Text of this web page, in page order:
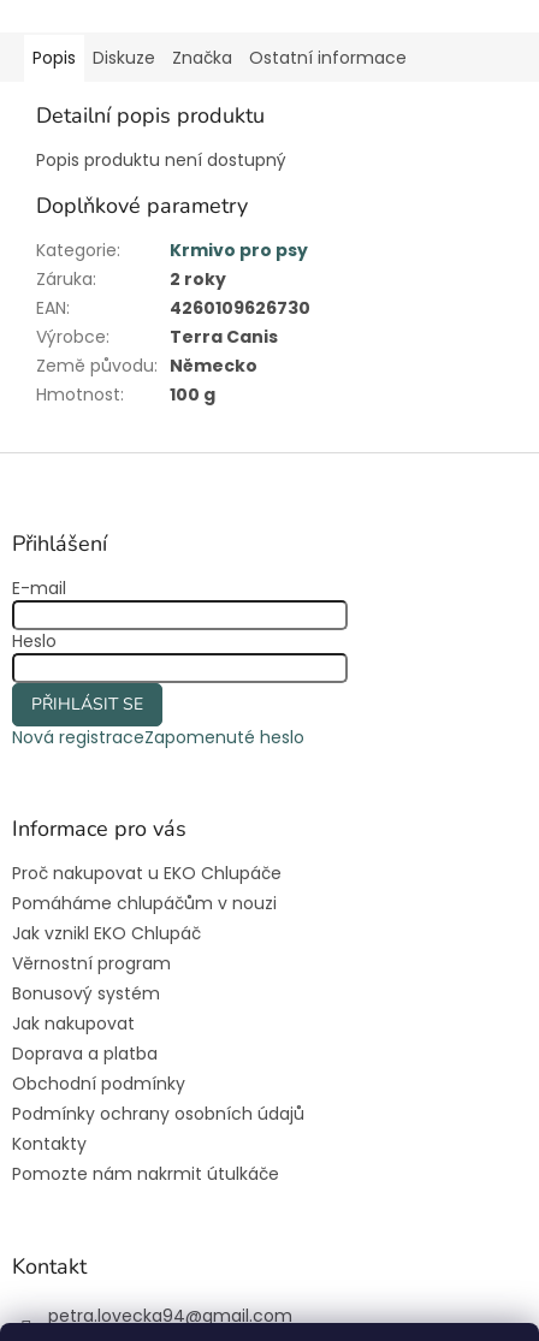
Popis Diskuze Značka Ostatní informace
Detailní popis produktu
Popis produktu není dostupný
Doplňkové parametry
Kategorie:
Krmivo pro psy
Záruka:
2 roky
EAN:
4260109626730
Výrobce:
Terra Canis
Země původu: Německo
Hmotnost: 100 g
Z
Přihlášení
E-mail
Heslo
PŘIHLÁSIT SE
Nová registraceZapomenuté heslo
Informace pro vás
Proč nakupovat u EKO Chlupáče
Pomáháme chlupáčům v nouzi
Jak vznikl EKO Chlupáč
Věrnostní program
Bonusový systém
Jak nakupovat
Doprava a platba
Obchodní podmínky
Podmínky ochrany osobních údajů
Kontakty
Pomozte nám nakrmit útulkáče
Kontakt
petra.lovecka94@gmail.com